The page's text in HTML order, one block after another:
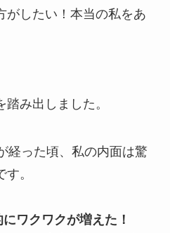
がしたい！本当の私をあ
み出しました。
経った頃、私の内面は驚
。
ワクワクが増えた！